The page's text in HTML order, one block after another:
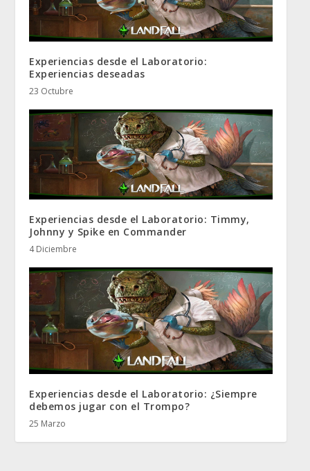
Experiencias desde el Laboratorio:
Experiencias deseadas
23 Octubre
Experiencias desde el Laboratorio: Timmy,
Johnny y Spike en Commander
4 Diciembre
Experiencias desde el Laboratorio: ¿Siempre
debemos jugar con el Trompo?
25 Marzo